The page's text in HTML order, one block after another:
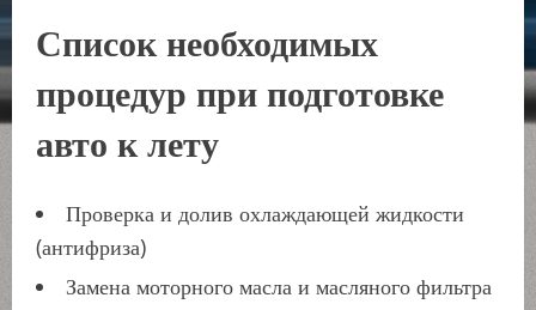
Список необходимых
процедур при подготовке
авто к лету
Проверка и долив охлаждающей жидкости
(антифриза)
Замена моторного масла и масляного фильтра